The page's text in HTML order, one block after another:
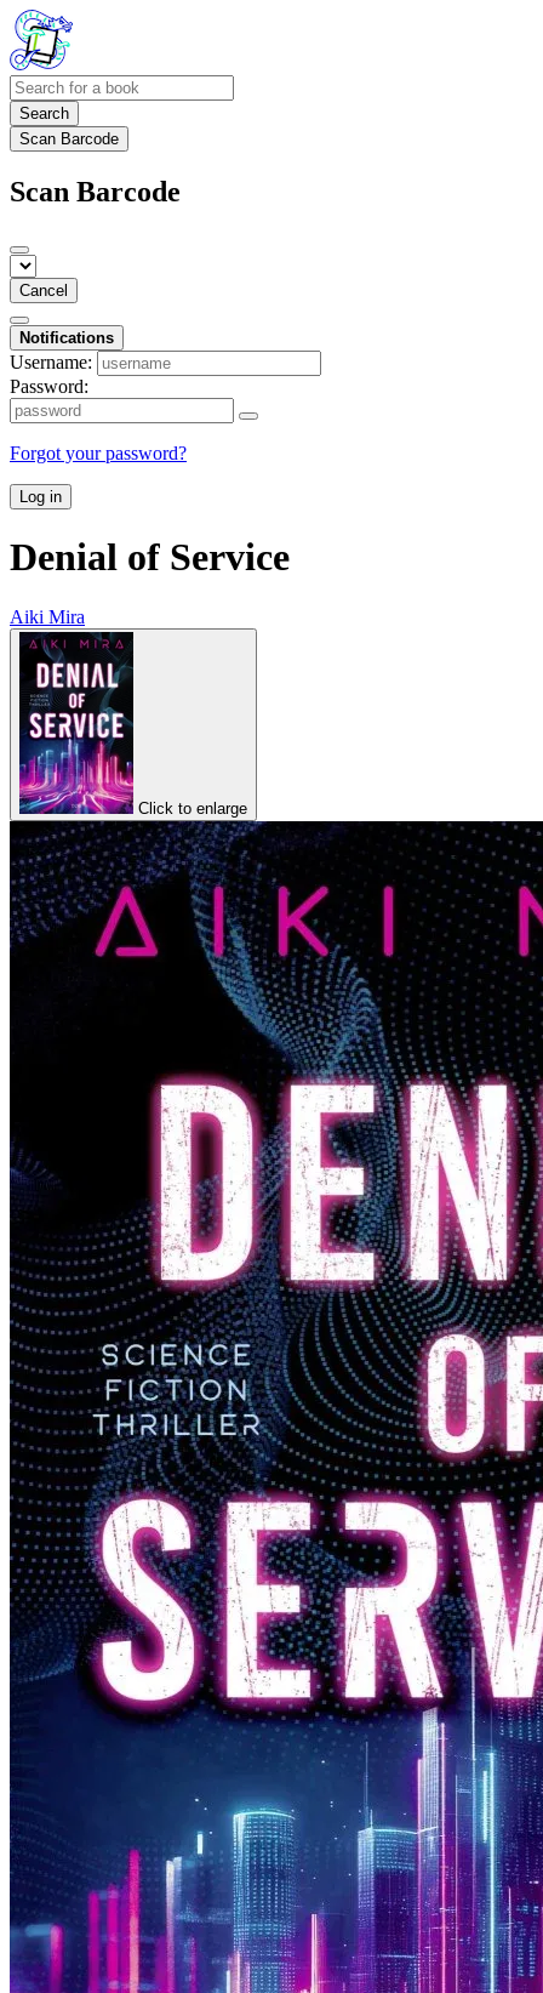
Search
Scan Barcode
Scan Barcode
Cancel
Notifications
Username:
Password:
Forgot your password?
Log in
Denial of Service
Aiki Mira
Click to enlarge